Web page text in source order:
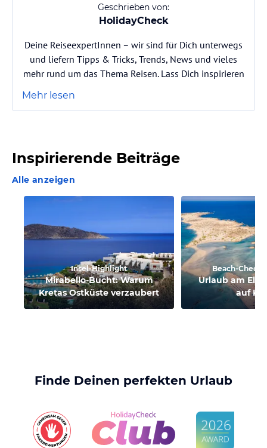
Geschrieben von:
HolidayCheck
Deine ReiseexpertInnen – wir sind für Dich unterwegs
und liefern Tipps & Tricks, Trends, News und vieles
mehr rund um das Thema Reisen. Lass Dich inspirieren
Mehr lesen
Inspirierende Beiträge
Alle anzeigen
Insel-Highlight
Mirabello-Bucht: Warum
Kretas Ostküste verzaubert
Beach-Check
Urlaub am
auf
Finde Deinen perfekten Urlaub